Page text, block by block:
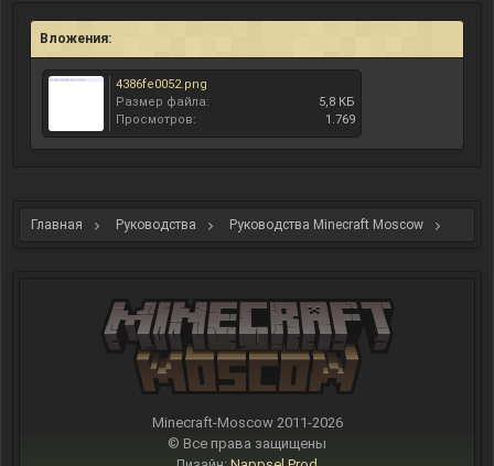
Вложения:
4386fe0052.png
Размер файла:
5,8 КБ
Просмотров:
1.769
Главная Руководства Руководства Minecraft Moscow
Minecraft-Moscow 2011-2026
© Все права защищены